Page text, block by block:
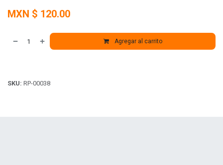
MXN $ 120.00
Agregar al carrito
SKU: RP-00038